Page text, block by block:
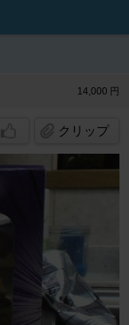
14,000 円
クリップ